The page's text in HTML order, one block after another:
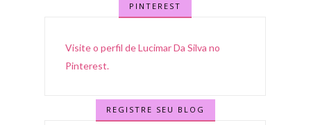
PINTEREST
Visite o perfil de Lucimar Da Silva no
Pinterest.
REGISTRE SEU BLOG